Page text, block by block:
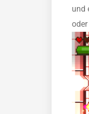
und